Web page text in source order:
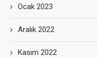
Ocak 2023
Aralık 2022
Kasım 2022